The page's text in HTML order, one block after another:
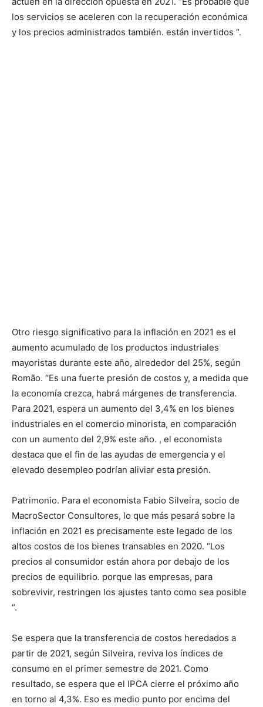
los servicios se aceleren con la recuperación económica
y los precios administrados también. están invertidos “.
Otro riesgo significativo para la inflación en 2021 es el
aumento acumulado de los productos industriales
mayoristas durante este año, alrededor del 25%, según
Romão. “Es una fuerte presión de costos y, a medida que
la economía crezca, habrá márgenes de transferencia.
Para 2021, espera un aumento del 3,4% en los bienes
industriales en el comercio minorista, en comparación
con un aumento del 2,9% este año. , el economista
destaca que el fin de las ayudas de emergencia y el
elevado desempleo podrían aliviar esta presión.
Patrimonio. Para el economista Fabio Silveira, socio de
MacroSector Consultores, lo que más pesará sobre la
inflación en 2021 es precisamente este legado de los
altos costos de los bienes transables en 2020. “Los
precios al consumidor están ahora por debajo de los
precios de equilibrio. porque las empresas, para
sobrevivir, restringen los ajustes tanto como sea posible
“.
Se espera que la transferencia de costos heredados a
partir de 2021, según Silveira, reviva los índices de
consumo en el primer semestre de 2021. Como
resultado, se espera que el IPCA cierre el próximo año
en torno al 4,3%. Eso es medio punto por encima del